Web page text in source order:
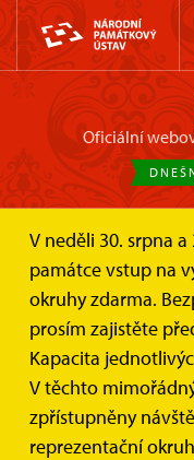
oficiální
V neděli 30. srpna
památce vstup na
okruhy zdarma.
prosím zajistěte
Kapacita
V těchto
zpřístupněny
reprezentační
Zámek Valtice
Informace
Svatby a